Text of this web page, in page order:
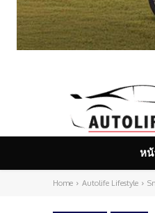
หน้
Home Autolife Lifestyle